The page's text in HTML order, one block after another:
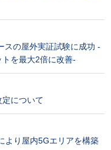
スの屋外実証試験に成功 -
を最大2倍に改善-
定について
より屋内5Gエリアを構築